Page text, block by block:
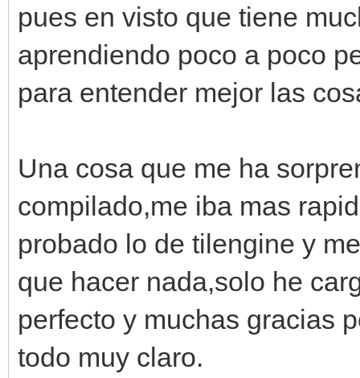
pues en visto que tiene
aprendiendo poco a poco
para entender mejor las
Una cosa que me ha
compilado,me iba mas
probado lo de tilengine y
que hacer nada,solo he
perfecto y muchas gracias
todo muy claro.